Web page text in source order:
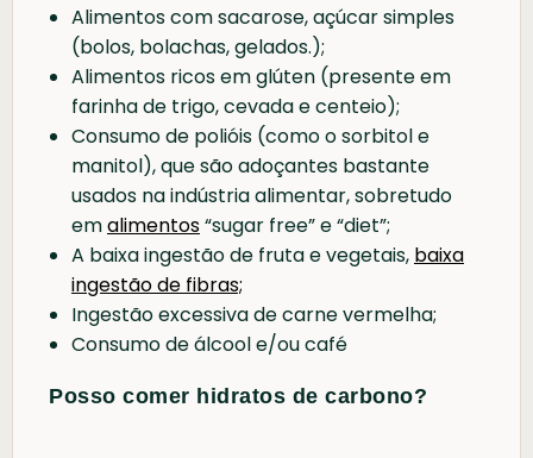
Alimentos com sacarose, açúcar simples
(bolos, bolachas, gelados.);
Alimentos ricos em glúten (presente em
farinha de trigo, cevada e centeio);
Consumo de polióis (como o sorbitol e
manitol), que são adoçantes bastante
usados na indústria alimentar, sobretudo
emalimentos“sugar free” e “diet”;
A baixa ingestão de fruta e vegetais, baixa
ingestão de fibras;
Ingestão excessiva de carne vermelha;
Consumo de álcool e/ou café
Posso comer hidratos de carbono?